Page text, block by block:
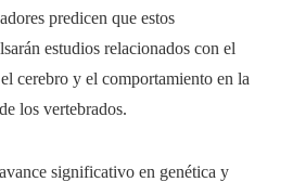
predicen que estos
estudios relacionados con el
cerebro y el comportamiento en la
los vertebrados.
significativo en genética y